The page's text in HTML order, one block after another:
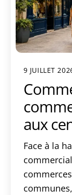
9 JUILLET
aux
Face à la